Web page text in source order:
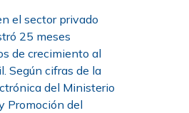
el sector privado
25 meses
de crecimiento al
Según cifras de la
del Ministerio
Promoción del